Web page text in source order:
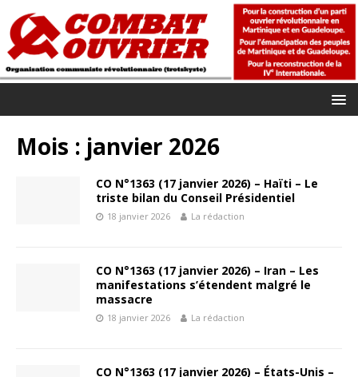
Mois : janvier 2026
CO N°1363 (17 janvier 2026) – Haïti – Le
triste bilan du Conseil Présidentiel
18 janvier 2026 La rédaction
CO N°1363 (17 janvier 2026) – Iran – Les
manifestations s’étendent malgré le
massacre
18 janvier 2026 La rédaction
CO N°1363 (17 janvier 2026) – États-Unis –